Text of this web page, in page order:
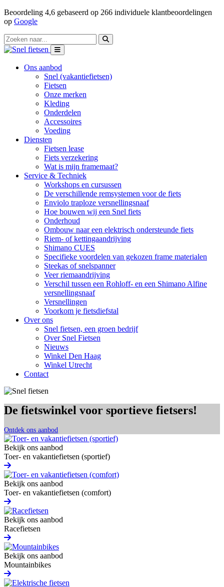
Beoordeling 4,6 gebaseerd op 266 individuele klantbeoordelingen
op Google
Ons aanbod
Snel (vakantiefietsen)
Fietsen
Onze merken
Kleding
Onderdelen
Accessoires
Voeding
Diensten
Fietsen lease
Fiets verzekering
Wat is mijn framemaat?
Service & Techniek
Workshops en cursussen
De verschillende remsystemen voor de fiets
Enviolo traploze versnellingsnaaf
Hoe bouwen wij een Snel fiets
Onderhoud
Ombouw naar een elektrisch ondersteunde fiets
Riem- of kettingaandrijving
Shimano CUES
Specifieke voordelen van gekozen frame materialen
Steekas of snelspanner
Veer riemaandrijving
Verschil tussen een Rohloff- en een Shimano Alfine
versnellingsnaaf
Versnellingen
Voorkom je fietsdiefstal
Over ons
Snel fietsen, een groen bedrijf
Over Snel Fietsen
Nieuws
Winkel Den Haag
Winkel Utrecht
Contact
De fietswinkel voor sportieve fietsers!
Ontdek ons aanbod
Bekijk ons aanbod
Toer- en vakantiefietsen (sportief)
Bekijk ons aanbod
Toer- en vakantiefietsen (comfort)
Bekijk ons aanbod
Racefietsen
Bekijk ons aanbod
Mountainbikes